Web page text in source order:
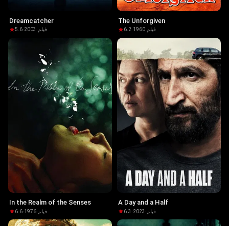
Dreamcatcher
5.6·2003 ·فيلم
The Unforgiven
6.2·1960·فيلم
In the Realm of the Senses
6.6·1976· فيلم
A Day and a Half
6.3 ·2023 · فيلم